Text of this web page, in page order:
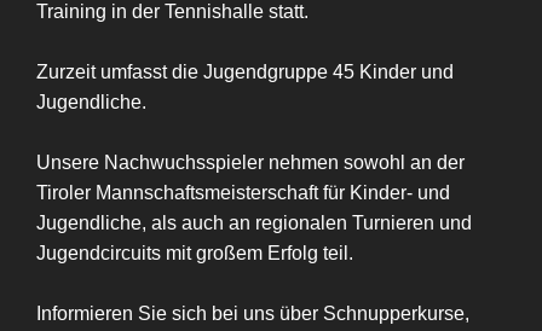
Training in der Tennishalle statt.
Zurzeit umfasst die Jugendgruppe 45 Kinder und
Jugendliche.
Unsere Nachwuchsspieler nehmen sowohl an der
Tiroler Mannschaftsmeisterschaft für Kinder- und
Jugendliche, als auch an regionalen Turnieren und
Jugendcircuits mit großem Erfolg teil.
Informieren Sie sich bei uns über Schnupperkurse,